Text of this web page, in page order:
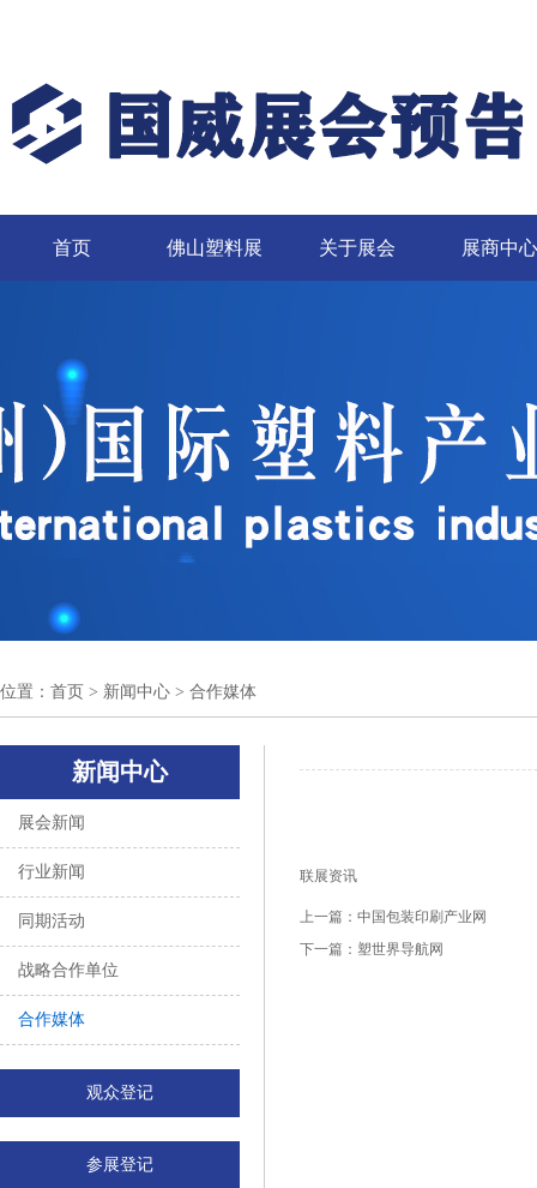
首页 佛山塑料展 关于展会 展商中心
位置： 首页 > 新闻中心 > 合作媒体
新闻中心
展会新闻
行业新闻
同期活动
战略合作单位
合作媒体
观众登记
参展登记
联展资讯
上一篇： 中国包装印刷产业网
下一篇： 塑世界导航网